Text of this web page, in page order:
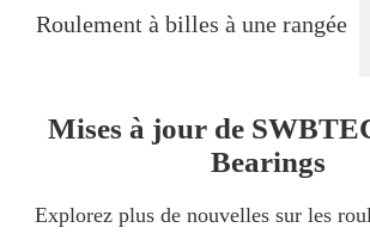
Roulement à billes à une rangée
Mises à jour de
Bearings
Explorez plus de nouvelles sur les